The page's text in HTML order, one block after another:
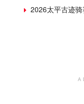
2026太平古迹